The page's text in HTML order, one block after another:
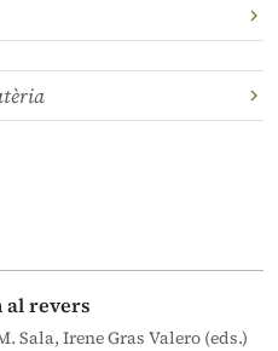
al revers
Sala, Irene Gras Valero (eds.)